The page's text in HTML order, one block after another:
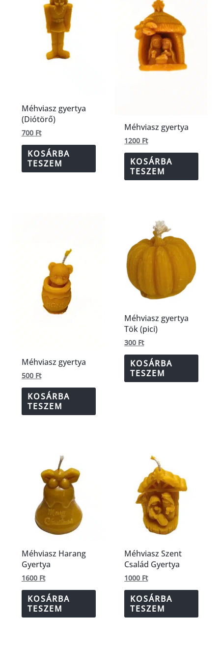
Méhviasz gyertya
(Diótörő)
700 Ft
KOSÁRBA
TESZEM
Méhviasz gyertya
1200 Ft
KOSÁRBA
TESZEM
Méhviasz gyertya
500 Ft
KOSÁRBA
TESZEM
Méhviasz gyertya
Tök (pici)
300 Ft
KOSÁRBA
TESZEM
Méhviasz Harang
Gyertya
1600 Ft
KOSÁRBA
TESZEM
Méhviasz Szent
Család Gyertya
1000 Ft
KOSÁRBA
TESZEM